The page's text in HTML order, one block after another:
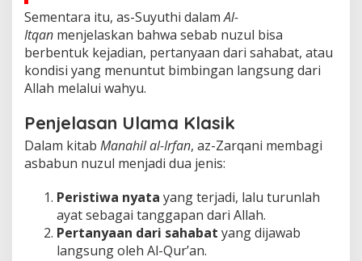
Sementara itu, as-Suyuthi dalamAl-
Itqan menjelaskan bahwa sebab nuzul bisa
berbentuk kejadian, pertanyaan dari sahabat, atau
kondisi yang menuntut bimbingan langsung dari
Allah melalui wahyu.
Penjelasan Ulama Klasik
Dalam kitab Manahil al-Irfan, az-Zarqani membagi
asbabun nuzul menjadi dua jenis:
Peristiwa nyata yang terjadi, lalu turunlah
ayat sebagai tanggapan dari Allah.
Pertanyaan dari sahabat yang dijawab
langsung oleh Al-Qur’an.